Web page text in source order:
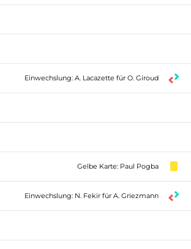
Einwechslung: A. Lacazette für O. Giroud
Gelbe Karte: Paul Pogba
Einwechslung: N. Fekir für A. Griezmann